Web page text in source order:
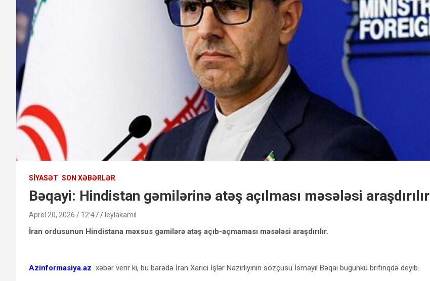
SIYASƏT SON XƏBƏRLƏR
Bəqayi: Hindistan gəmilərinə atəş açılması məsələsi araşdırılır
Aprel 20, 2026 / 12:47 leylakamil
İran ordusunun Hindistana məxsus gəmilərə atəş açıb-açmaması məsələsi araşdırılır.
Azinformasiya.az xəbər verir ki, bu barədə İran Xarici İşlər Nazirliyinin sözçüsü İsmayıl Bəqai bugünkü brifinqdə deyib.